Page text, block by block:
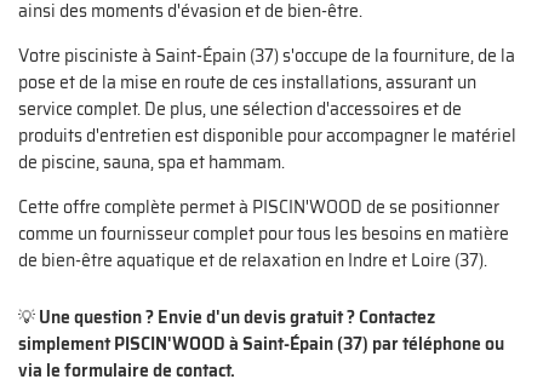
ainsi des moments d'évasion et de bien-être.
Votre pisciniste à Saint-Épain (37) s'occupe de la fourniture, de la
pose et de la mise en route de ces installations, assurant un
service complet. De plus, une sélection d'accessoires et de
produits d'entretien est disponible pour accompagner le matériel
de piscine, sauna, spa et hammam.
Cette offre complète permet à PISCIN'WOOD de se positionner
comme un fournisseur complet pour tous les besoins en matière
de bien-être aquatique et de relaxation en Indre et Loire (37).
💡Une question ? Envie d'un devis gratuit ? Contactez
simplement PISCIN'WOOD à Saint-Épain (37) par téléphone ou
via le formulaire de contact.